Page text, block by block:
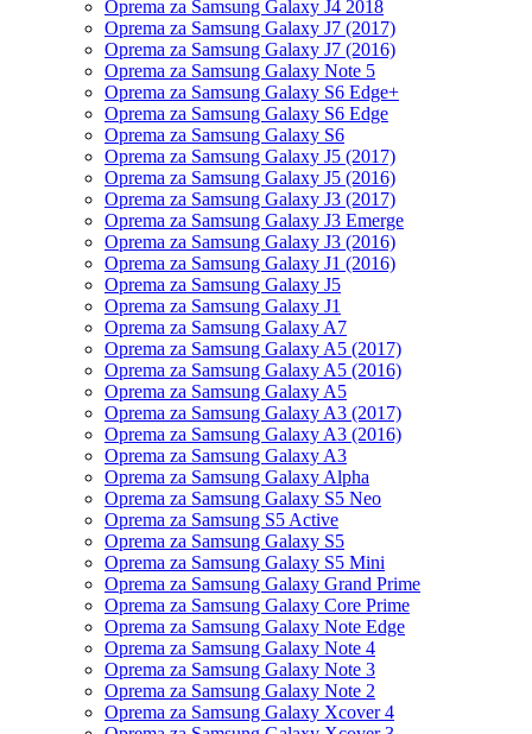
Oprema za Samsung Galaxy J4 2018
Oprema za Samsung Galaxy J7 (2017)
Oprema za Samsung Galaxy J7 (2016)
Oprema za Samsung Galaxy Note 5
Oprema za Samsung Galaxy S6 Edge+
Oprema za Samsung Galaxy S6 Edge
Oprema za Samsung Galaxy S6
Oprema za Samsung Galaxy J5 (2017)
Oprema za Samsung Galaxy J5 (2016)
Oprema za Samsung Galaxy J3 (2017)
Oprema za Samsung Galaxy J3 Emerge
Oprema za Samsung Galaxy J3 (2016)
Oprema za Samsung Galaxy J1 (2016)
Oprema za Samsung Galaxy J5
Oprema za Samsung Galaxy J1
Oprema za Samsung Galaxy A7
Oprema za Samsung Galaxy A5 (2017)
Oprema za Samsung Galaxy A5 (2016)
Oprema za Samsung Galaxy A5
Oprema za Samsung Galaxy A3 (2017)
Oprema za Samsung Galaxy A3 (2016)
Oprema za Samsung Galaxy A3
Oprema za Samsung Galaxy Alpha
Oprema za Samsung Galaxy S5 Neo
Oprema za Samsung S5 Active
Oprema za Samsung Galaxy S5
Oprema za Samsung Galaxy S5 Mini
Oprema za Samsung Galaxy Grand Prime
Oprema za Samsung Galaxy Core Prime
Oprema za Samsung Galaxy Note Edge
Oprema za Samsung Galaxy Note 4
Oprema za Samsung Galaxy Note 3
Oprema za Samsung Galaxy Note 2
Oprema za Samsung Galaxy Xcover 4